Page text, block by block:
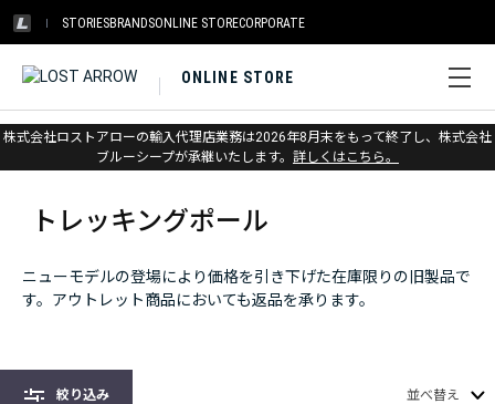
STORIESBRANDSONLINE STORECORPORATE
ONLINE STORE
株式会社ロストアローの輸入代理店業務は2026年8月末をもって終了し、株式会社
ブルーシープが承継いたします。 詳しくはこちら。
ホーム > アウトレット > トレッキングポール
トレッキングポール
ニューモデルの登場により価格を引き下げた在庫限りの旧製品で
す。アウトレット商品においても返品を承ります。
絞り込み 並べ替え